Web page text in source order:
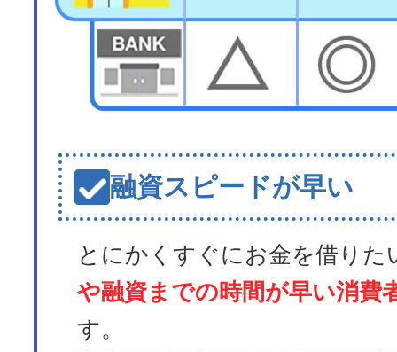
融資スピードが早い
とにかくすぐにお金を借りた
や融資までの時間が早い消費
す。